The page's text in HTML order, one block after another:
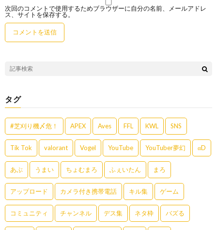
次回のコメントで使用するためブラウザーに自分の名前、メールアドレ
ス、サイトを保存する。
タグ
#芝刈り機〆危！ APEX Aves FFL KWL SNS
Tik Tok valorant Vogel YouTube YouTuber夢幻 αD
あぶ うまい ちょむまろ ふぇいたん まろ
アップロード カメラ付き携帯電話 キル集 ゲーム
コミュニティ チャンネル デス集 ネタ枠 バズる